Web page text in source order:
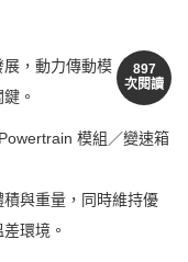
897
次閱讀
，動力傳動模
。
模組／變速箱
與重量，同時維持優
環境。